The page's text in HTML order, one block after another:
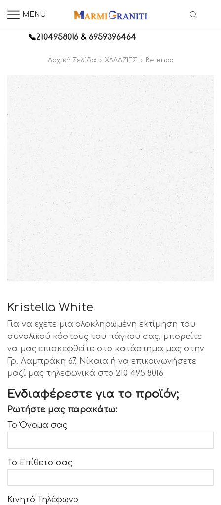
MENU
📞2104958016 &6959396464
Αρχική Σελίδα ΧΑΛΑΖΙΕΣ Belenco
Kristella White
Για να έχετε μια ολοκληρωμένη εκτίμηση του
συνολικού κόστους του πάγκου σας, μπορείτε
να μας επισκεφθείτε στο κατάστημα μας στην
Γρ. Λαμπράκη 67, Νίκαια ή να επικοινωνήσετε
μαζί μας τηλεφωνικά στο 210 495 8016
Ενδιαφέρεστε για το προϊόν;
Ρωτήστε μας παρακάτω:
Το Όνομα σας
Το Επίθετο σας
Κινητό Τηλέφωνο